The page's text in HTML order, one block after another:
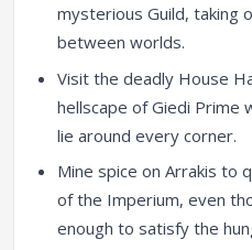
mysterious Guild, taking
between worlds.
Visit the deadly House
hellscape of Giedi Prime
lie around every corner.
Mine spice on Arrakis to
of the Imperium, even
enough to satisfy the